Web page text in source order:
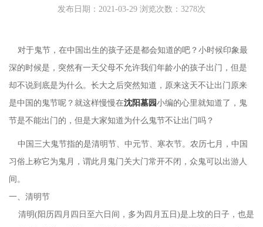
发布日期：2021-03-29 浏览次数：3278次
对于鬼节，在中国出生的孩子还是都会知道的吧？小时候印象最
深的时候是，突然有一天父母不允许我们年龄小的孩子出门，但是
却不说到底是为什么。长大之后突然知道，原来这天不让出门原来
是中国的鬼节呢？就这样慢慢在沈阳墓园小编的心里就知道了，鬼
节是不能出门的，但是大家知道为什么鬼节不让出门吗？
中国三大鬼节指的是清明节、中元节、寒衣节。农历七月，中国
习俗上称它为鬼月，谓此月鬼门关大门常开不闭，众鬼可以出游人
间。
一、清明节
清明(阳历四月四日至六日间，多为四月五日)是上坟的日子，也是